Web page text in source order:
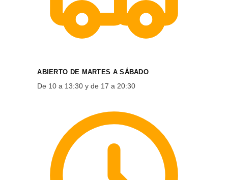
ABIERTO DE MARTES A SÁBADO
De 10 a 13:30 y de 17 a 20:30